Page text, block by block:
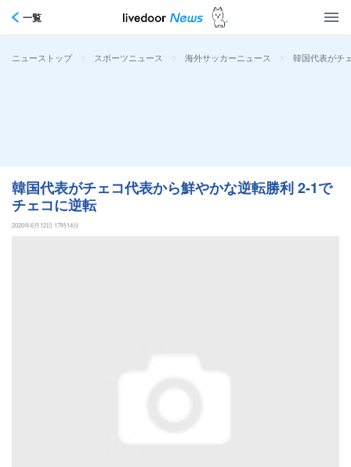
一覧
ニューストップ > スポーツニュース > 海外サッカーニュース > 韓国代表がチ
韓国代表がチェコ代表から鮮やかな逆転勝利 2-1で
チェコに逆転
2026年6月12日 17時14分